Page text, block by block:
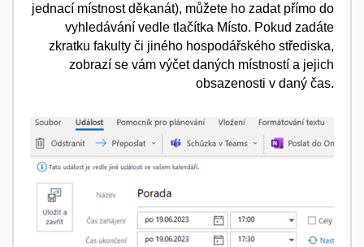
jednací místnost děkanát), můžete ho zadat přímo do
vyhledávání vedle tlačítka Místo. Pokud zadáte
zkratku fakulty či jiného hospodářského střediska,
zobrazí se vám výčet daných místností a jejich
obsazenosti v daný čas.